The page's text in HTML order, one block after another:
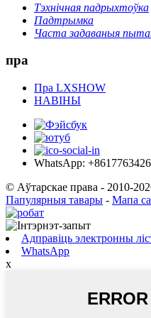
Тэхнічная падрыхтоўка
Падтрымка
Часта задаваныя
пра
Пра LXSHOW
НАВІНЫ
WhatsApp:
© Аўтарскае права - 2010-
Папулярныя тавары - Мапа
Адправіць электронны
WhatsApp
x